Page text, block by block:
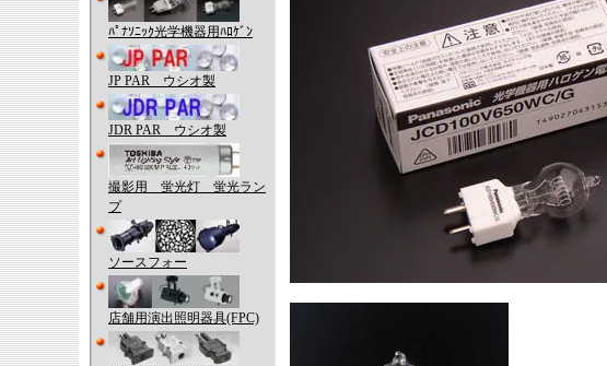
ﾊﾟﾅｿﾆｯｸ光学機器用ﾊﾛｹﾞﾝ
JP PAR ウシオ製
JDR PAR ウシオ製
撮影用 蛍光灯 蛍光ラン
プ
ソースフォー
店舗用演出照明器具(FPC)